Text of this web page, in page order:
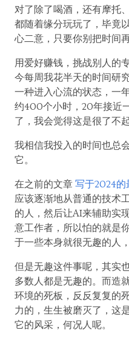
对了除了喝酒，还有摩托
都随着缘分玩玩了，毕竟
心二意，只要你别把时间
用爱好赚钱，挑战别人的
今每周我花半天的时间研
一种进入心流的状态，一
约400个小时，20年接近
了，我会觉得这是很了不
我相信我投入的时间也总
它。
在之前的文章 写于2024的
应该逐渐地从普通的技术
的人，然后让AI来辅助实
意工作者，所以怕的就是
于一些本身就很无趣的人
但是无趣这件事呢，其实
多数人都是无趣的。而造
环境的死板，反反复复的
力的，生生被磨灭了，这
它的风采，何况人呢。